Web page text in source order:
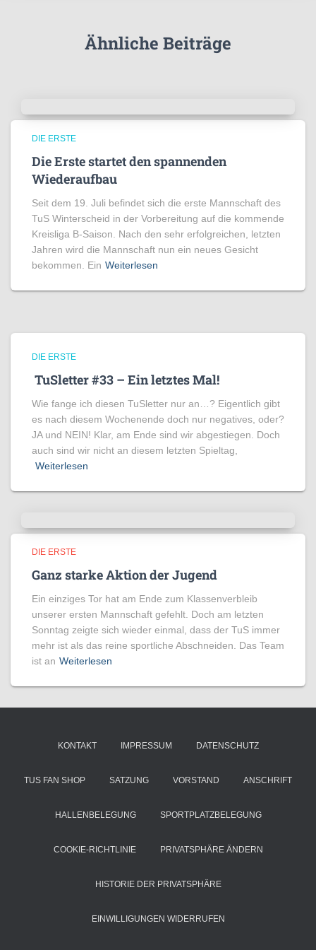
Ähnliche Beiträge
DIE ERSTE
Die Erste startet den spannenden
Wiederaufbau
Seit dem 19. Juli befindet sich die erste Mannschaft des
TuS Winterscheid in der Vorbereitung auf die kommende
Kreisliga B-Saison. Nach den sehr erfolgreichen, letzten
Jahren wird die Mannschaft nun ein neues Gesicht
bekommen. Ein Weiterlesen
DIE ERSTE
TuSletter #33 – Ein letztes Mal!
Wie fange ich diesen TuSletter nur an…? Eigentlich gibt
es nach diesem Wochenende doch nur negatives, oder?
JA und NEIN! Klar, am Ende sind wir abgestiegen. Doch
auch sind wir nicht an diesem letzten Spieltag,
Weiterlesen
DIE ERSTE
Ganz starke Aktion der Jugend
Ein einziges Tor hat am Ende zum Klassenverbleib
unserer ersten Mannschaft gefehlt. Doch am letzten
Sonntag zeigte sich wieder einmal, dass der TuS immer
mehr ist als das reine sportliche Abschneiden. Das Team
ist an Weiterlesen
KONTAKT IMPRESSUM DATENSCHUTZ
TUS FAN SHOP SATZUNG VORSTAND ANSCHRIFT
HALLENBELEGUNG SPORTPLATZBELEGUNG
COOKIE-RICHTLINIE PRIVATSPHÄRE ÄNDERN
HISTORIE DER PRIVATSPHÄRE
EINWILLIGUNGEN WIDERRUFEN